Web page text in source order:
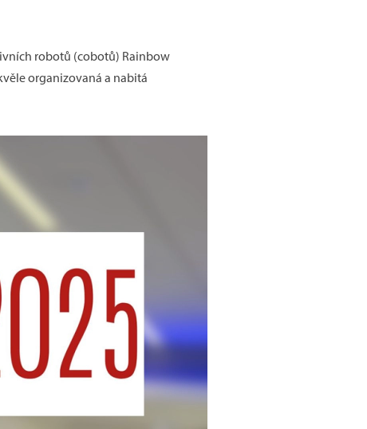
robotů (cobotů) Rainbow
organizovaná a nabitá